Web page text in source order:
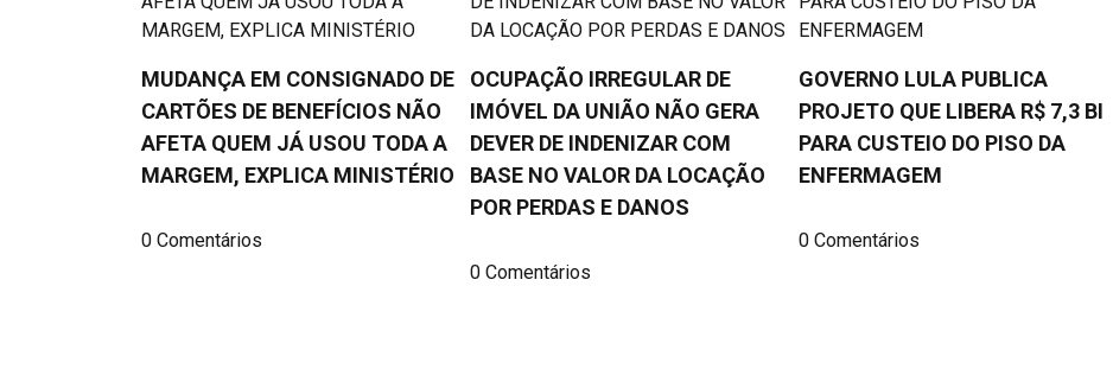
MUDANÇA EM CONSIGNADO DE
CARTÕES DE BENEFÍCIOS NÃO
AFETA QUEM JÁ USOU TODA A
MARGEM, EXPLICA MINISTÉRIO
0 Comentários
OCUPAÇÃO IRREGULAR DE
IMÓVEL DA UNIÃO NÃO GERA
DEVER DE INDENIZAR COM
BASE NO VALOR DA LOCAÇÃO
POR PERDAS E DANOS
0 Comentários
GOVERNO LULA PUBLICA
PROJETO QUE LIBERA R$ 7,3 BI
PARA CUSTEIO DO PISO DA
ENFERMAGEM
0 Comentários